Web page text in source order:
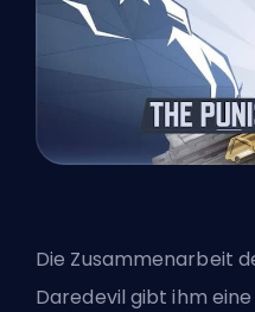
Die Zusammenarbeit
Daredevil gibt ihm